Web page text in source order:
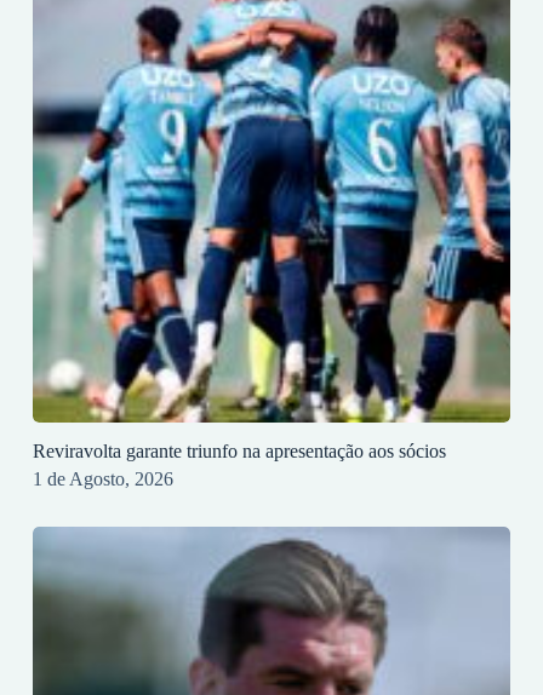
Reviravolta garante triunfo na apresentação aos sócios
1 de Agosto, 2026